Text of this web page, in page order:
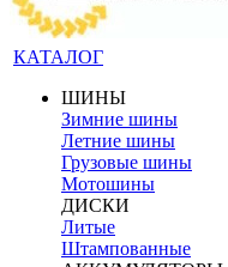
КАТАЛОГ
ШИНЫ
Зимние шины
Летние шины
Грузовые шины
Мотошины
ДИСКИ
Литые
Штампованные